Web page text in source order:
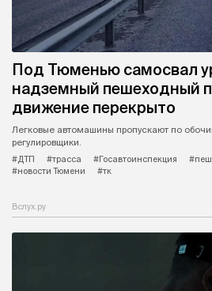
Под Тюменью самосвал
надземный пешеходный
движение перекрыто
Легковые автомашины пропускают по
регулировщики.
#ДТП
#трасса #Госавтоинспекция
#новости Тюмени
#тк
Вслух.ру